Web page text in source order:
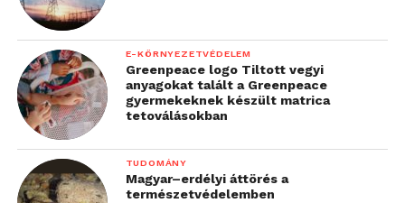
E-KÖRNYEZETVÉDELEM
Greenpeace logo Tiltott vegyi
anyagokat talált a Greenpeace
gyermekeknek készült matrica
tetoválásokban
TUDOMÁNY
Magyar–erdélyi áttörés a
természetvédelemben